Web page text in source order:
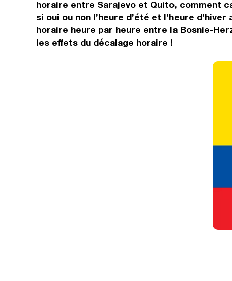
horaire entre Sarajevo et Quito, comment
si oui ou non l’heure d’été et l’heure
horaire heure par heure entre la Bosnie-
les effets du décalage horaire !